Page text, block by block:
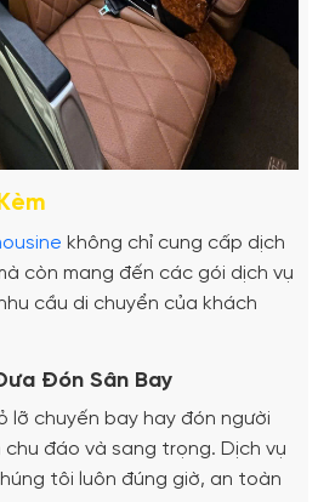
không chỉ cung cấp dịch
còn mang đến các gói dịch vụ
cầu di chuyển của khách
Đón Sân Bay
lỡ chuyến bay hay đón người
đáo và sang trọng. Dịch vụ
tôi luôn đúng giờ, an toàn